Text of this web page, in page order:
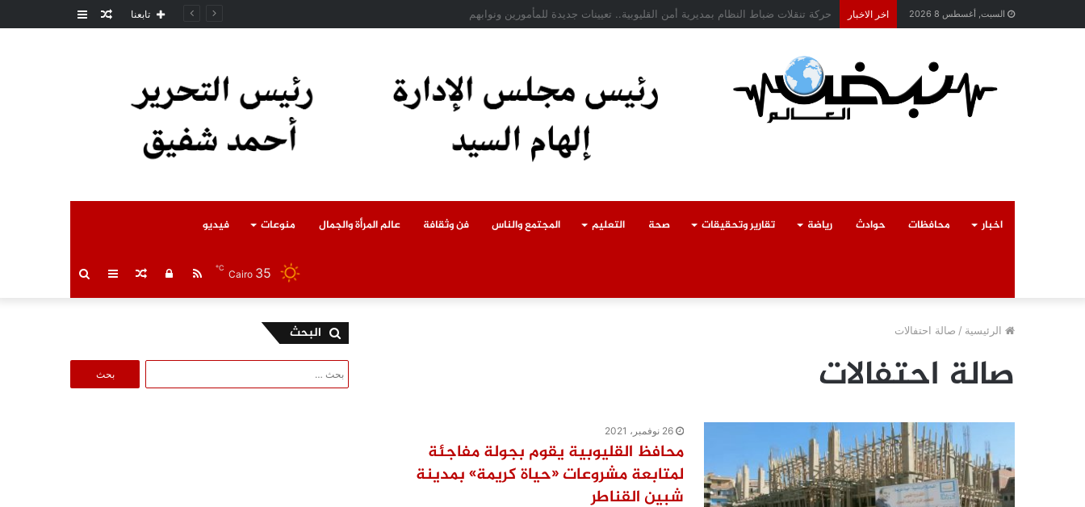
السبت, أغسطس 8 2026 اخر الاخبار محافظ القليوبية يتابع حادث سقوط سقف أثناء إزالة مبنى مخالف بطوخ ويوجه بصرف إعانة عاجلة لأسرة العامل المتوفى عمودمقال تابعنا
اخبار محافظات حوادث رياضة تقارير وتحقيقات صحة التعليم المجتمع والناس فن وثقافة عالم المرأة والجمال منوعات فيديو
بحث عمود مقالتسجيل RSS Cairo 35
℃
الرئيسية / صالة احتفالات
صالة احتفالات
26 نوفمبر، 2021
محافظ القليوبية يقوم بجولة مفاجئة
لمتابعة مشروعات «حياة كريمة» بمدينة
شبين القناطر
البحث
عن: